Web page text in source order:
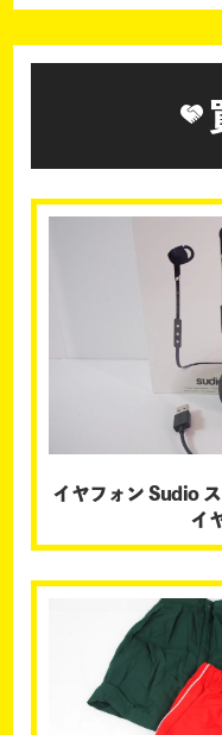
イヤフォン Sudio
イ